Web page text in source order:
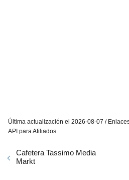
Última actualización el 2026-08-07 /
API para Afiliados
Cafetera Tassimo Media
Markt